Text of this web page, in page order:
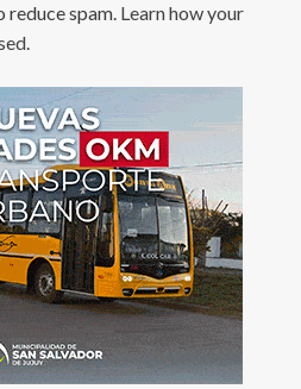
reduce spam. Learn how your
.